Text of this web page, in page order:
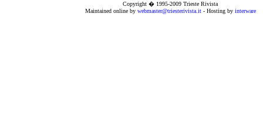
Copyright � 1995-2009 Trieste Rivista
Maintained online by webmaster@triesterivista.it- Hosting by interware